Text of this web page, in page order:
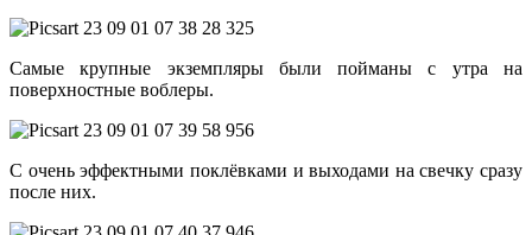
Самые крупные экземпляры были пойманы с утра на
поверхностные воблеры.
С очень эффектными поклёвками и выходами на свечку сразу
после них.